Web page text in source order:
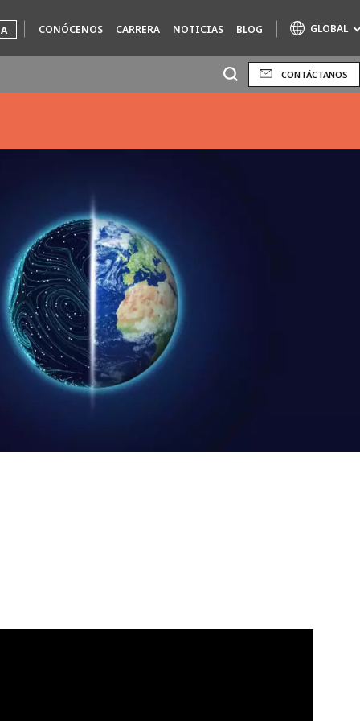
CONÓCENOS CARRERA NOTICIAS BLOG GLOBAL
ENGINEERING & CONSULTING
HAZARDOUS WASTE EUROPE
INDUSTRIAS SOLUCIONES GLOBALES
NUCLEAR SOLUTIONS
OFIS
SEDE BENELUX
VEOLIA AGRICULTURE
WATER TECHNOLOGIES
CONTÁCTANOS